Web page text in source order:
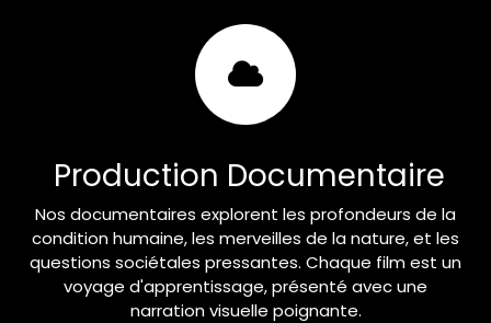
Production Documentaire
Nos documentaires explorent les profondeurs de la
condition humaine, les merveilles de la nature, et les
questions sociétales pressantes. Chaque film est un
voyage d'apprentissage, présenté avec une
narration visuelle poignante.